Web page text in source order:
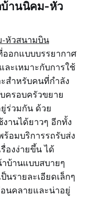
บ้านนิคม-หัว
-หัวสนามบิน
อกแบบบรรยากาศ
ะเหมาะกับการใช้
สำหรับคนที่กำลัง
ครอบครัวขยาย
ร่วมกัน ด้วย
านได้ยาวๆ อีกทั้ง
อมบริการรถรับส่ง
องง่ายขึ้น ได้
บ้านแบบสบายๆ
นรายละเอียดเล็กๆ
นคลายและน่าอยู่